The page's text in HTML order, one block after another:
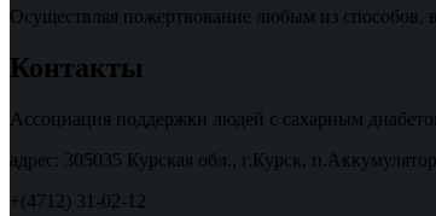
Осуществляя пожертвование любым из способов,
Контакты
Ассоциация поддержки людей с сахарным
адрес: 305035 Курская обл., г.Курск,
+(4712) 31-02-12